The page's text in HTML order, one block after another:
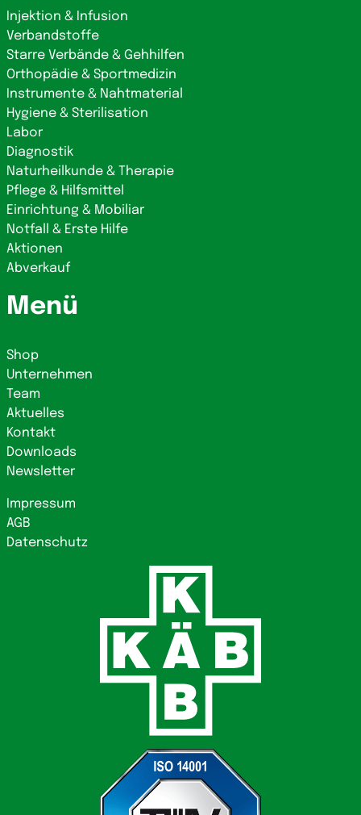
Injektion & Infusion
Verbandstoffe
Starre Verbände & Gehhilfen
Orthopädie & Sportmedizin
Instrumente & Nahtmaterial
Hygiene & Sterilisation
Labor
Diagnostik
Naturheilkunde & Therapie
Pflege & Hilfsmittel
Einrichtung & Mobiliar
Notfall & Erste Hilfe
Aktionen
Abverkauf
Menü
Shop
Unternehmen
Team
Aktuelles
Kontakt
Downloads
Newsletter
Impressum
AGB
Datenschutz